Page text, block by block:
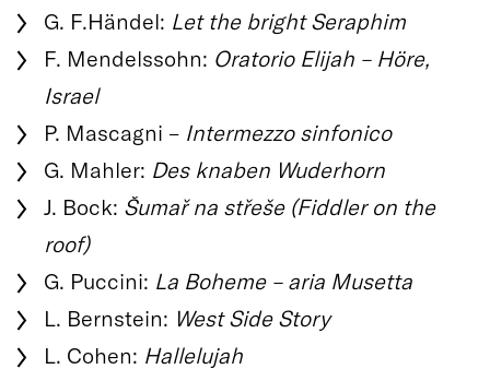
G. F.Händel: Let the bright Seraphim
F. Mendelssohn: Oratorio Elijah – Höre,
Israel
P. Mascagni – Intermezzo sinfonico
G. Mahler: Des knaben Wuderhorn
J. Bock: Šumař na střeše (Fiddler on the
roof)
G. Puccini: La Boheme – aria Musetta
L. Bernstein: West Side Story
L. Cohen: Hallelujah